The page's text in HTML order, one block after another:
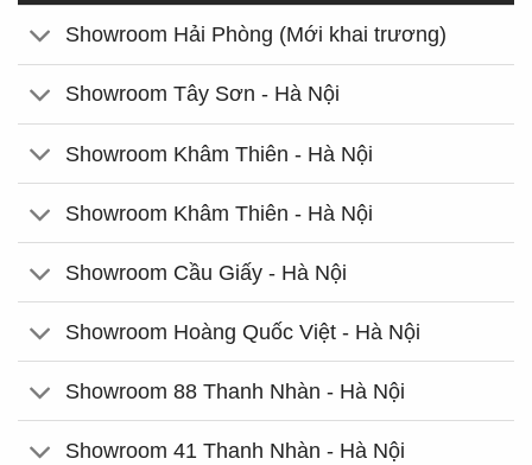
Showroom Hải Phòng (Mới khai trương)
Showroom Tây Sơn - Hà Nội
Showroom Khâm Thiên - Hà Nội
Showroom Khâm Thiên - Hà Nội
Showroom Cầu Giấy - Hà Nội
Showroom Hoàng Quốc Việt - Hà Nội
Showroom 88 Thanh Nhàn - Hà Nội
Showroom 41 Thanh Nhàn - Hà Nội